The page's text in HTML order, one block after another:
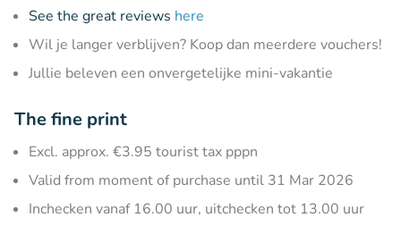
See the great reviews here
Wil je langer verblijven? Koop dan meerdere vouchers!
Jullie beleven een onvergetelijke mini-vakantie
The fine print
Excl. approx. €3.95 tourist tax pppn
Valid from moment of purchase until 31 Mar 2026
Inchecken vanaf 16.00 uur, uitchecken tot 13.00 uur